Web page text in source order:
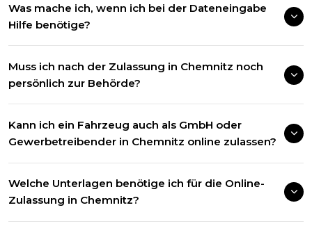
Was mache ich, wenn ich bei der Dateneingabe
Hilfe benötige?
Muss ich nach der Zulassung in Chemnitz noch
persönlich zur Behörde?
Kann ich ein Fahrzeug auch als GmbH oder
Gewerbetreibender in Chemnitz online zulassen?
Welche Unterlagen benötige ich für die Online-
Zulassung in Chemnitz?